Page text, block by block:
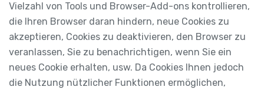
Vielzahl von Tools und Browser-Add-ons kontrollieren,
die Ihren Browser daran hindern, neue Cookies zu
akzeptieren, Cookies zu deaktivieren, den Browser zu
veranlassen, Sie zu benachrichtigen, wenn Sie ein
neues Cookie erhalten, usw. Da Cookies Ihnen jedoch
die Nutzung nützlicher Funktionen ermöglichen,